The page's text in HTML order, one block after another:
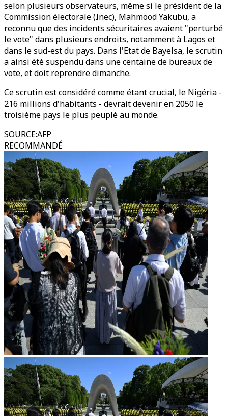
selon plusieurs observateurs, même si le président de la
Commission électorale (Inec), Mahmood Yakubu, a
reconnu que des incidents sécuritaires avaient "perturbé
le vote" dans plusieurs endroits, notamment à Lagos et
dans le sud-est du pays. Dans l'Etat de Bayelsa, le scrutin
a ainsi été suspendu dans une centaine de bureaux de
vote, et doit reprendre dimanche.
Ce scrutin est considéré comme étant crucial, le Nigéria -
216 millions d'habitants - devrait devenir en 2050 le
troisième pays le plus peuplé au monde.
SOURCE:AFP
RECOMMANDÉ